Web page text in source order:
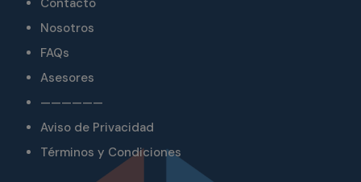
Contacto
Nosotros
FAQs
Asesores
——————
Aviso de Privacidad
Términos y Condiciones